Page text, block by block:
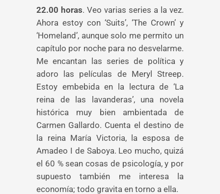
22.00 horas. Veo varias series a la vez.
Ahora estoy con ‘Suits’, ‘The Crown’ y
‘Homeland’, aunque solo me permito un
capítulo por noche para no desvelarme.
Me encantan las series de política y
adoro las películas de Meryl Streep.
Estoy embebida en la lectura de ‘La
reina de las lavanderas’, una novela
histórica muy bien ambientada de
Carmen Gallardo. Cuenta el destino de
la reina María Victoria, la esposa de
Amadeo I de Saboya. Leo mucho, quizá
el 60 % sean cosas de psicología, y por
supuesto también me interesa la
economía; todo gravita en torno a ella.